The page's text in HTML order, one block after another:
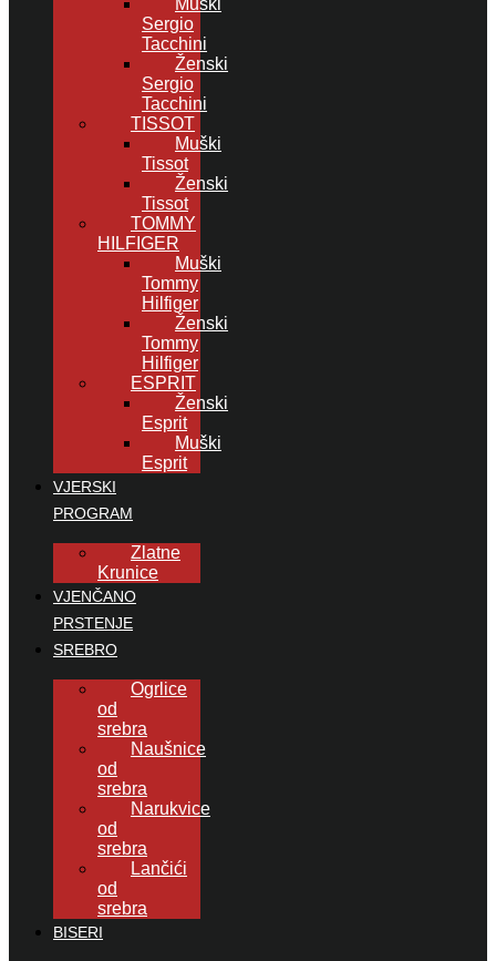
Muški
Sergio
Tacchini
Ženski
Sergio
Tacchini
TISSOT
Muški
Tissot
Ženski
Tissot
TOMMY
HILFIGER
Muški
Tommy
Hilfiger
Ženski
Tommy
Hilfiger
ESPRIT
Ženski
Esprit
Muški
Esprit
VJERSKI
PROGRAM
Zlatne
Krunice
VJENČANO
PRSTENJE
SREBRO
Ogrlice
od
srebra
Naušnice
od
srebra
Narukvice
od
srebra
Lančići
od
srebra
BISERI